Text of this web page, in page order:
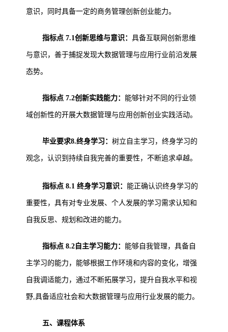
意识，同时具备一定的商务管理创新创业能力。
指标点 7.1创新思维与意识：具备互联网创新思维
与意识，善于捕捉发现大数据管理与应用行业前沿发展
态势。
指标点 7.2创新实践能力： 能够针对不同的行业领
域创新性的开展大数据管理与应用创新创业实践活动。
毕业要求8.终身学习：树立自主学习，终身学习的
观念，认识到持续自我完善的重要性，不断追求卓越。
指标点 8.1 终身学习意识： 能正确认识终身学习的
重要性，具有对专业发展、个人发展的学习需求认知和
自我反思、规划和改进的能力。
指标点 8.2自主学习能力： 能够自我管理，具备自
主学习的能力，能够根据工作环境和内容的变化，增强
自我调适能力，通过不断拓展学习，提升自我水平和视
野,具备适应社会和大数据管理与应用行业发展的能力。
五、课程体系